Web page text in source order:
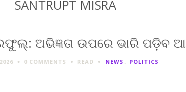
SANTRUPT MISRA
ଅଭିଜ୍ଞତା ଉପରେ ଭାରି ପଡ଼ିବ
0 COMMENTS READ NEWS , POLITICS